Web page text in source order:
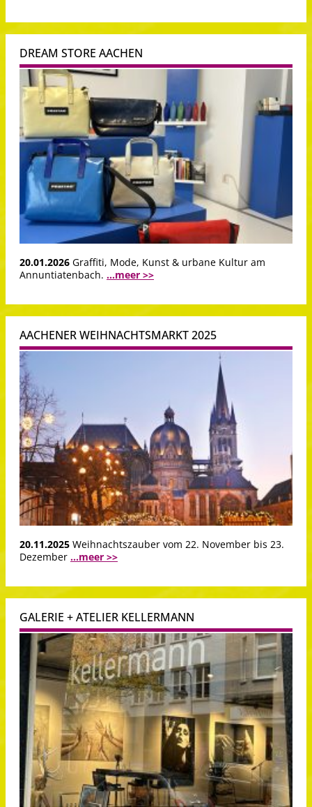
DREAM STORE AACHEN
20.01.2026 Graffiti, Mode, Kunst & urbane Kultur am
Annuntiatenbach. ...meer >>
AACHENER WEIHNACHTSMARKT 2025
20.11.2025 Weihnachtszauber vom 22. November bis 23.
Dezember ...meer >>
GALERIE + ATELIER KELLERMANN